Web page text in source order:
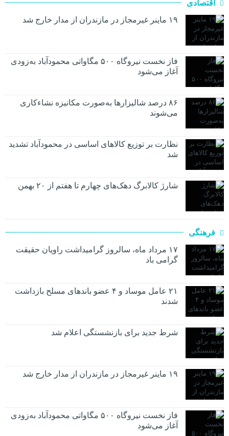
اقتصادی
۱۹ ماینر غیرمجاز در مازندران از مدار خارج شد
فاز نخست نیروگاه ۵۰۰ مگاواتی محمودآباد به‌زودی
آغاز می‌شود
۸۶ درصد شالیزارها به‌صورت مکانیزه نشاءکاری
می‌شوند
نظارت بر توزیع کالا‌های اساسی در محمودآباد تشدید
شد
شارژ کالابرگ دهک‌های چهارم تا هفتم از ۲۰ بهمن
فرهنگی
۱۷ مرداد ماه، سالروز گرامیداشت راویان حقیقت
گرامی باد
۲۱ عامل موساد و ۴ عضو باند‌های مسلح بازداشت
شدند
شرط جدید برای بازنشستگی اعلام شد
۱۹ ماینر غیرمجاز در مازندران از مدار خارج شد
فاز نخست نیروگاه ۵۰۰ مگاواتی محمودآباد به‌زودی
آغاز می‌شود